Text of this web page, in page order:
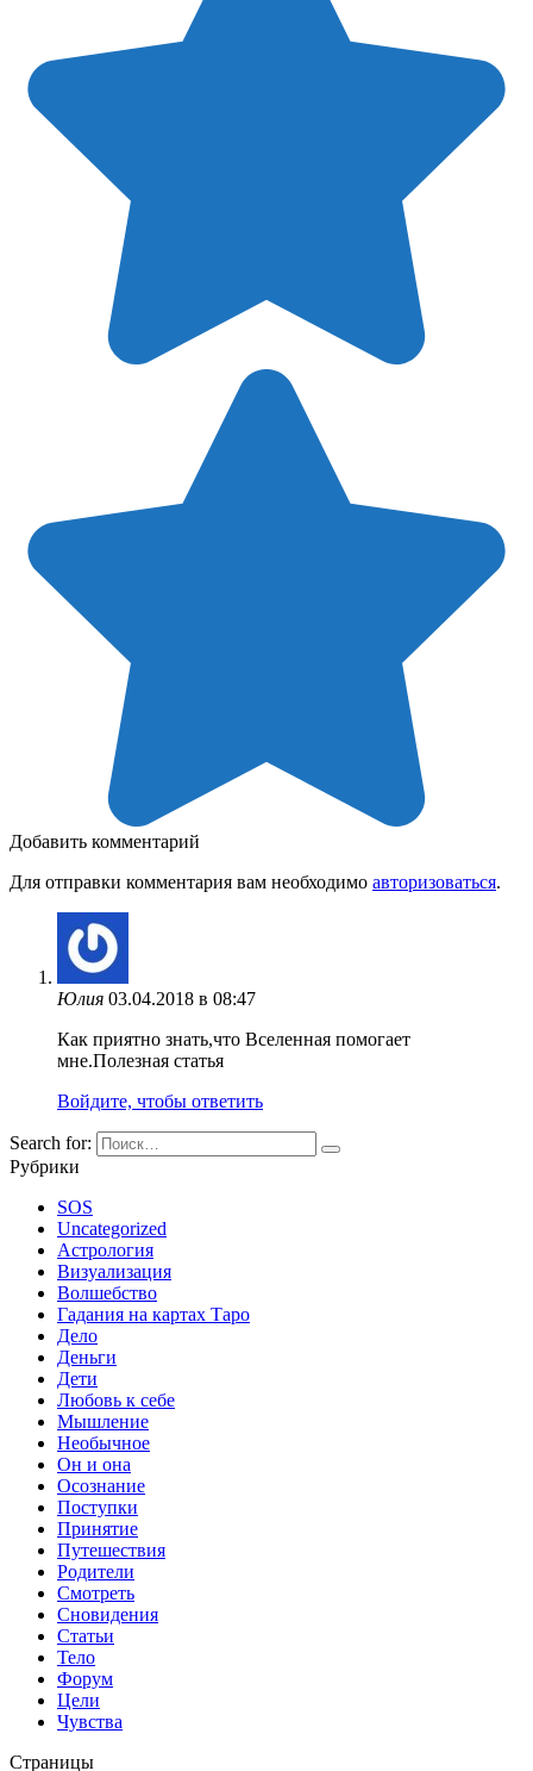
Добавить комментарий
Для отправки комментария вам необходимо авторизоваться.
Юлия 03.04.2018 в 08:47
Как приятно знать,что Вселенная помогает
мне.Полезная статья
Войдите, чтобы ответить
Search for:
Рубрики
SOS
Uncategorized
Астрология
Визуализация
Волшебство
Гадания на картах Таро
Дело
Деньги
Дети
Любовь к себе
Мышление
Необычное
Он и она
Осознание
Поступки
Принятие
Путешествия
Родители
Смотреть
Сновидения
Статьи
Тело
Форум
Цели
Чувства
Страницы